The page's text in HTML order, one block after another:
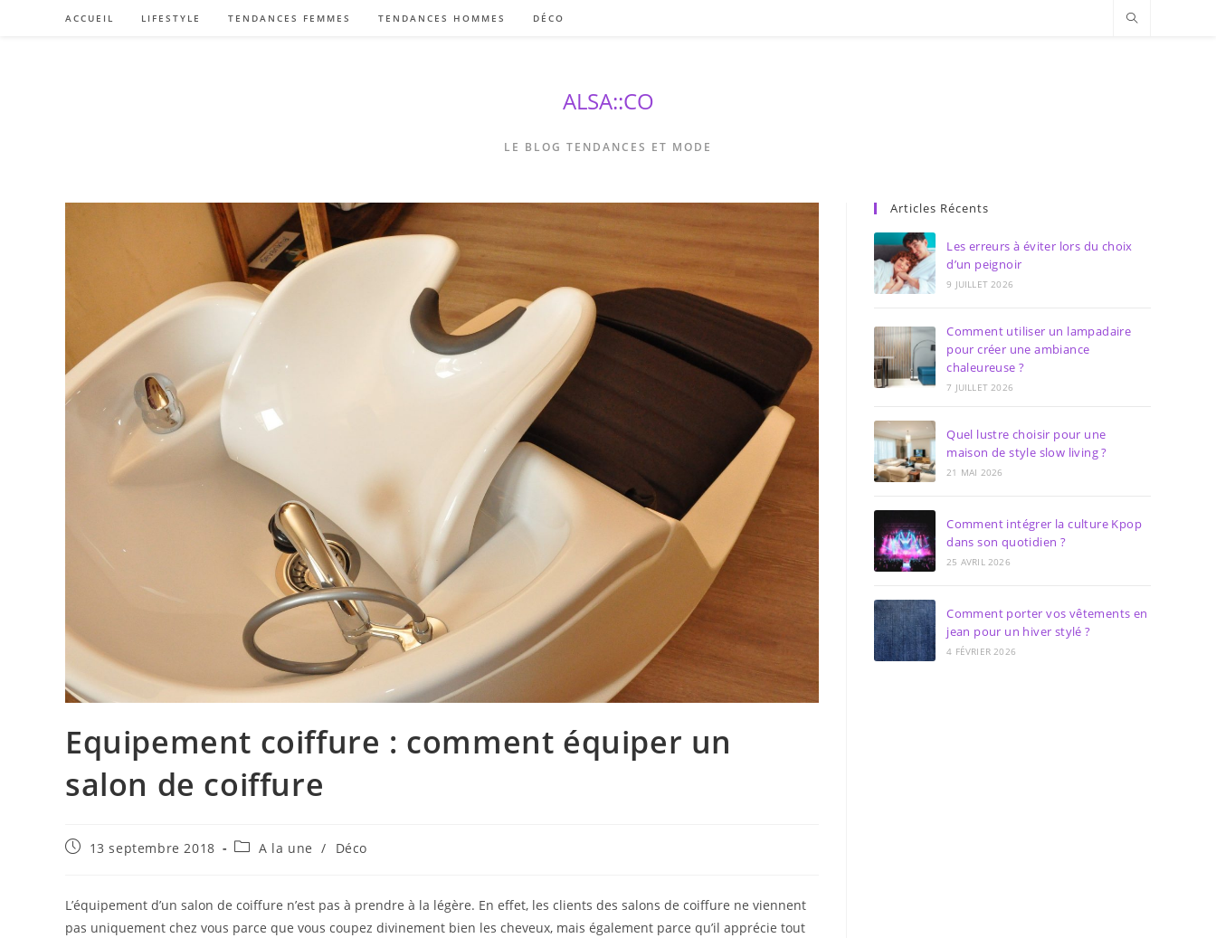
ACCUEIL LIFESTYLE TENDANCES FEMMES TENDANCES HOMMES DÉCO
ALSA::CO
LE BLOG TENDANCES ET MODE
Equipement coiffure : comment équiper un
salon de coiffure
Publication
13 septembre 2018
PostA la une / Déco
L’équipement d’un salon de coiffure n’est pas à prendre à la légère. En effet, les clients des salons de coiffure ne viennent
pas uniquement chez vous parce que vous coupez divinement bien les cheveux, mais également parce qu’il apprécie tout
Articles Récents
Les erreurs à éviter lors du choix
d’un peignoir
9 JUILLET 2026
Comment utiliser un lampadaire
pour créer une ambiance
chaleureuse ?
7 JUILLET 2026
Quel lustre choisir pour une
maison de style slow living ?
21 MAI 2026
Comment intégrer la culture Kpop
dans son quotidien ?
25 AVRIL 2026
Comment porter vos vêtements en
jean pour un hiver stylé ?
4 FÉVRIER 2026